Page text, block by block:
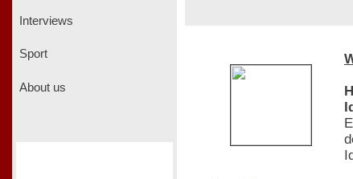
Interviews
Sport
About us